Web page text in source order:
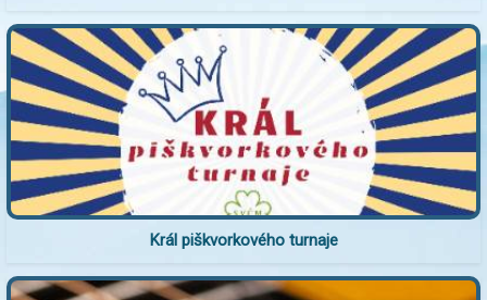
Král piškvorkového turnaje